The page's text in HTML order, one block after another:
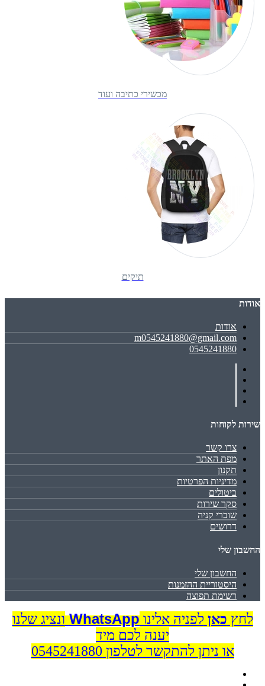
מכשירי כתיבה ועוד
תיקים
אודות
אודות
m0545241880@gmail.com
0545241880
שירות לקוחות
צרו קשר
מפת האתר
תקנון
מדיניות הפרטיות
ביטולים
סקר שירות
שוברי קניה
דרושים
החשבון שלי
החשבון שלי
היסטוריית ההזמנות
רשימת תפוצה
לחץ כאן לפניה אלינוWhatsApp ונציג שלנו
יענה לכם מיד
או ניתן להתקשר לטלפון 0545241880